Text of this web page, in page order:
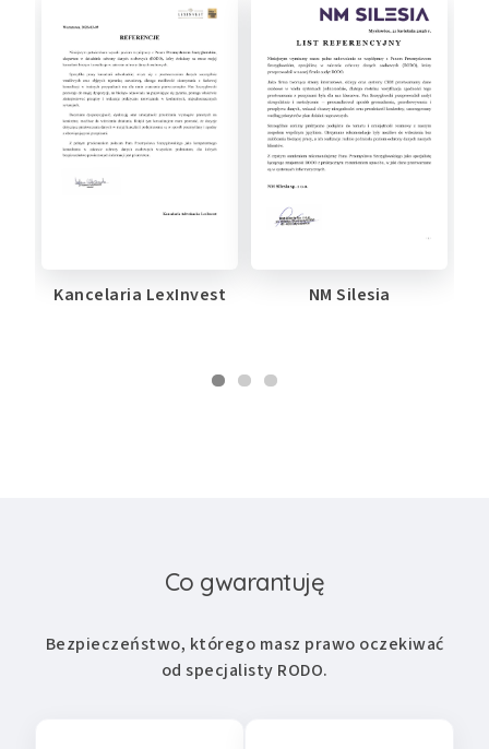
Kancelaria LexInvest NM Silesia
Co gwarantuję
Bezpieczeństwo, którego masz prawo oczekiwać
od specjalisty RODO.